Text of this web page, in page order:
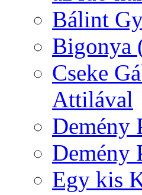
Bálint
Bigonya
Cseke
Attilával
Demény
Demény
Egy kis